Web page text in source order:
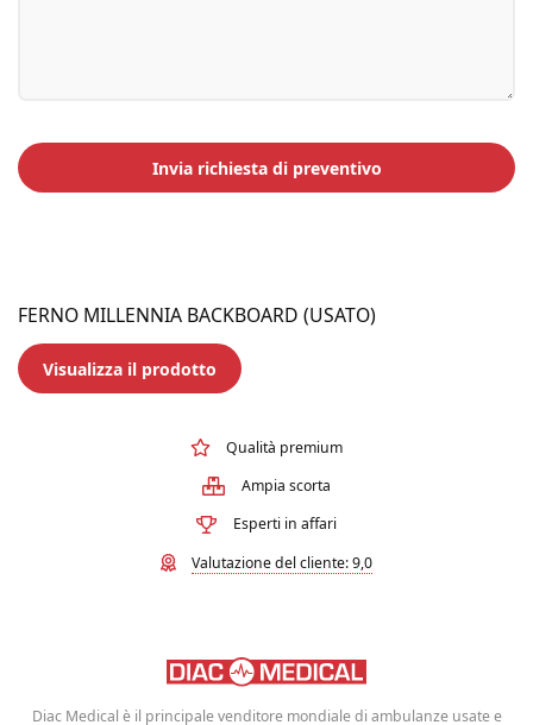
FERNO MILLENNIA BACKBOARD (USATO)
Visualizza il prodotto
Qualità premium
Ampia scorta
Esperti in affari
Valutazione del cliente: 9,0
Diac Medical è il principale venditore mondiale di ambulanze usate e